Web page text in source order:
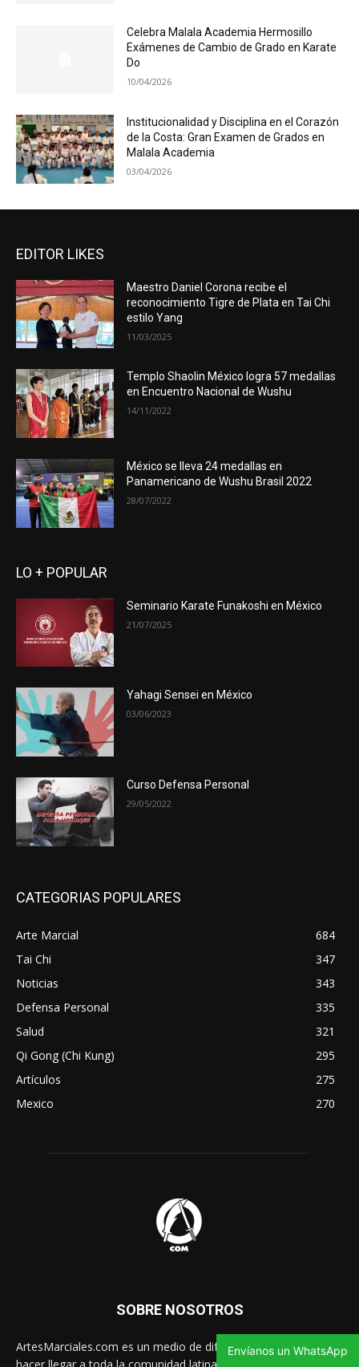
Celebra Malala Academia Hermosillo
Exámenes de Cambio de Grado en Karate
Do
10/04/2026
Institucionalidad y Disciplina en el Corazón
de la Costa: Gran Examen de Grados en
Malala Academia
03/04/2026
EDITOR LIKES
Maestro Daniel Corona recibe el
reconocimiento Tigre de Plata en Tai Chi
estilo Yang
11/03/2025
Templo Shaolin México logra 57 medallas
en Encuentro Nacional de Wushu
14/11/2022
México se lleva 24 medallas en
Panamericano de Wushu Brasil 2022
28/07/2022
LO + POPULAR
Seminario Karate Funakoshi en México
21/07/2025
Yahagi Sensei en México
03/06/2023
Curso Defensa Personal
29/05/2022
CATEGORIAS POPULARES
Arte Marcial
684
Tai Chi
347
Noticias
343
Defensa Personal
335
Salud
321
Qi Gong (Chi Kung)
295
Artículos
275
Mexico
270
SOBRE NOSOTROS
ArtesMarciales.com es un medio de difusión gratuito para
Envíanos un WhatsApp